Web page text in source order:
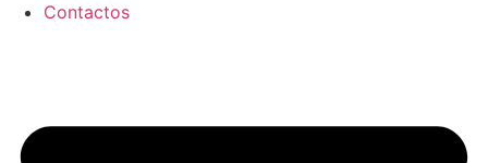
Contactos